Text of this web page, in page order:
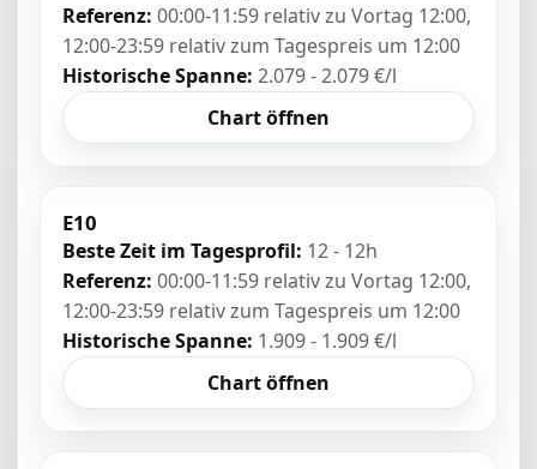
Referenz: 00:00-11:59 relativ zu Vortag 12:00,
12:00-23:59 relativ zum Tagespreis um 12:00
Historische Spanne: 2.079 - 2.079 €/l
Chart öffnen
E10
Beste Zeit im Tagesprofil: 12 - 12h
Referenz: 00:00-11:59 relativ zu Vortag 12:00,
12:00-23:59 relativ zum Tagespreis um 12:00
Historische Spanne: 1.909 - 1.909 €/l
Chart öffnen